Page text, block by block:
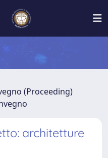
(Proceeding)
architetture